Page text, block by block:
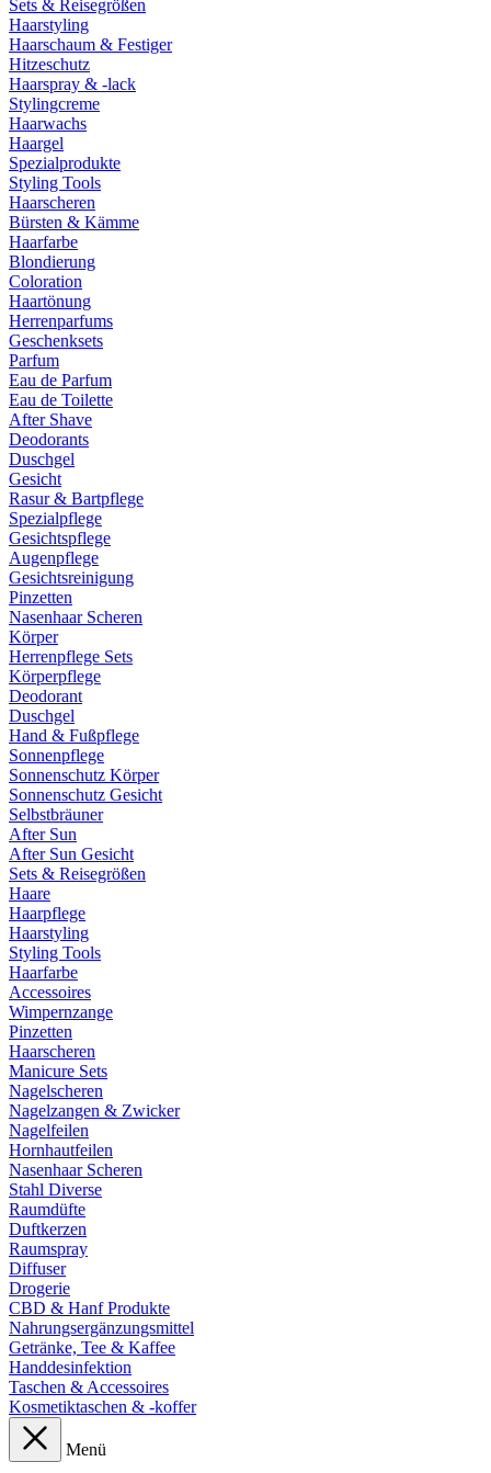
Sets & Reisegrößen
Haarstyling
Haarschaum & Festiger
Hitzeschutz
Haarspray & -lack
Stylingcreme
Haarwachs
Haargel
Spezialprodukte
Styling Tools
Haarscheren
Bürsten & Kämme
Haarfarbe
Blondierung
Coloration
Haartönung
Herrenparfums
Geschenksets
Parfum
Eau de Parfum
Eau de Toilette
After Shave
Deodorants
Duschgel
Gesicht
Rasur & Bartpflege
Spezialpflege
Gesichtspflege
Augenpflege
Gesichtsreinigung
Pinzetten
Nasenhaar Scheren
Körper
Herrenpflege Sets
Körperpflege
Deodorant
Duschgel
Hand & Fußpflege
Sonnenpflege
Sonnenschutz Körper
Sonnenschutz Gesicht
Selbstbräuner
After Sun
After Sun Gesicht
Sets & Reisegrößen
Haare
Haarpflege
Haarstyling
Styling Tools
Haarfarbe
Accessoires
Wimpernzange
Pinzetten
Haarscheren
Manicure Sets
Nagelscheren
Nagelzangen & Zwicker
Nagelfeilen
Hornhautfeilen
Nasenhaar Scheren
Stahl Diverse
Raumdüfte
Duftkerzen
Raumspray
Diffuser
Drogerie
CBD & Hanf Produkte
Nahrungsergänzungsmittel
Getränke, Tee & Kaffee
Handdesinfektion
Taschen & Accessoires
Kosmetiktaschen & -koffer
Menü